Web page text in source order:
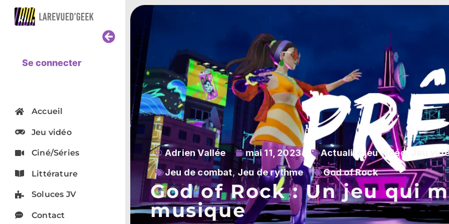
Se connecter
Accueil
Jeu vidéo
Ciné/Séries
Littérature
Soluces JV
Contact
Adrien Vallée mai 11, 2023 Actualité jeu vidéo, Jeu
Jeu de combat,Jeu de rythme God of Rock
God of Rock : Un jeu qui
musique